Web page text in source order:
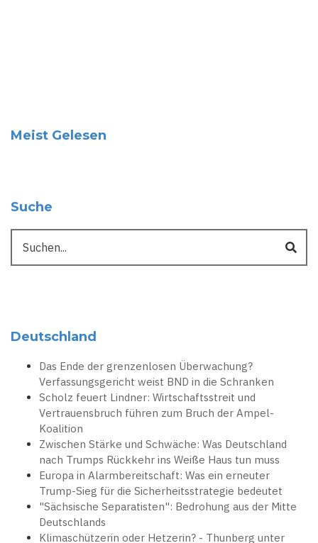
Meist Gelesen
Suche
Deutschland
Das Ende der grenzenlosen Überwachung?
Verfassungsgericht weist BND in die Schranken
Scholz feuert Lindner: Wirtschaftsstreit und
Vertrauensbruch führen zum Bruch der Ampel-
Koalition
Zwischen Stärke und Schwäche: Was Deutschland
nach Trumps Rückkehr ins Weiße Haus tun muss
Europa in Alarmbereitschaft: Was ein erneuter
Trump-Sieg für die Sicherheitsstrategie bedeutet
"Sächsische Separatisten": Bedrohung aus der Mitte
Deutschlands
Klimaschützerin oder Hetzerin? - Thunberg unter